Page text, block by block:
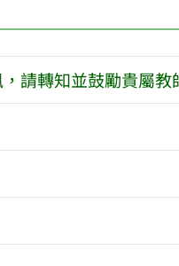
請轉知並鼓勵貴屬教